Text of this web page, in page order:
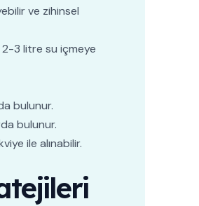
ve zihinsel
2-3 litre su içmeye
bulunur.
bulunur.
ile alınabilir.